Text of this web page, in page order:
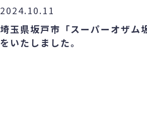
2024.10.11
埼玉県坂戸市「スーパーオザ
をいたしました。